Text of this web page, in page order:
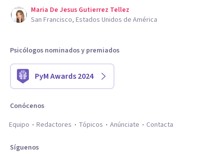
Maria De Jesus Gutierrez Tellez
San Francisco, Estados Unidos de América
Psicólogos nominados y premiados
PyM Awards 2024
Conócenos
Equipo
Redactores Tópicos Anúnciate Contacta
Síguenos